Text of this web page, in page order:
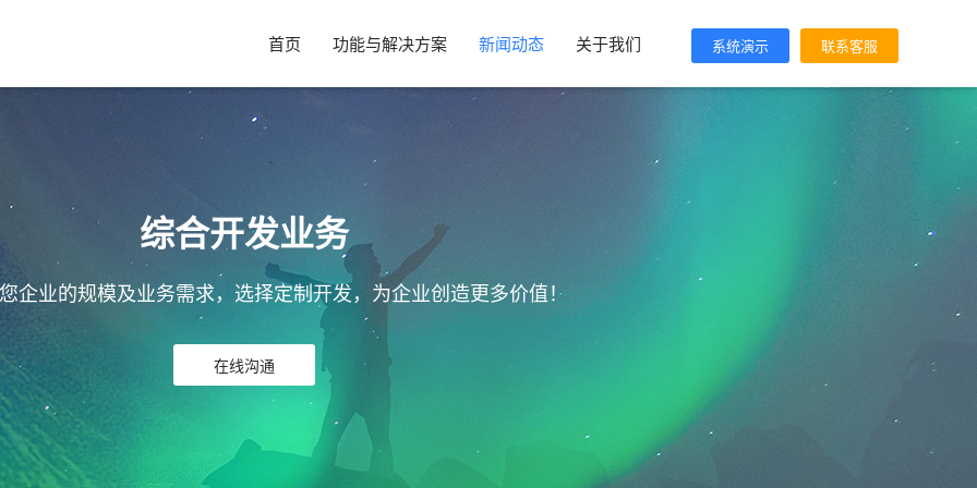
首页 功能与解决方案 新闻动态 关于我们 系统演示 联系客服
综合开发业务
企业的规模及业务需求，选择定制开发，为企业创造更多价值！
在线沟通